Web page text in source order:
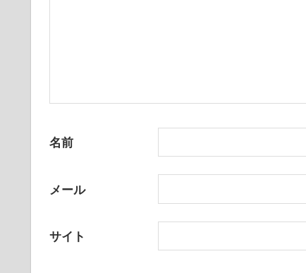
名前
メール
サイト